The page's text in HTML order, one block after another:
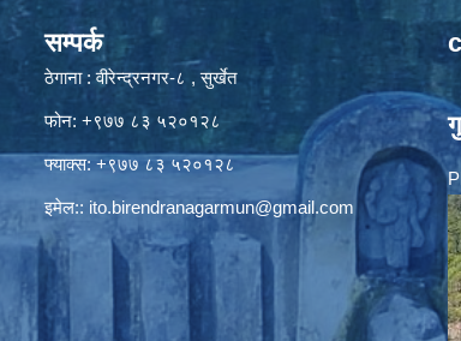
सम्पर्क
ठेगाना : वीरेन्द्रनगर-८ , सुर्खेत
फोन: +९७७ ८३ ५२०१२८
फ्याक्स: +९७७ ८३ ५२०१२८
इमेल:: ito.birendranagarmun@gmail.com